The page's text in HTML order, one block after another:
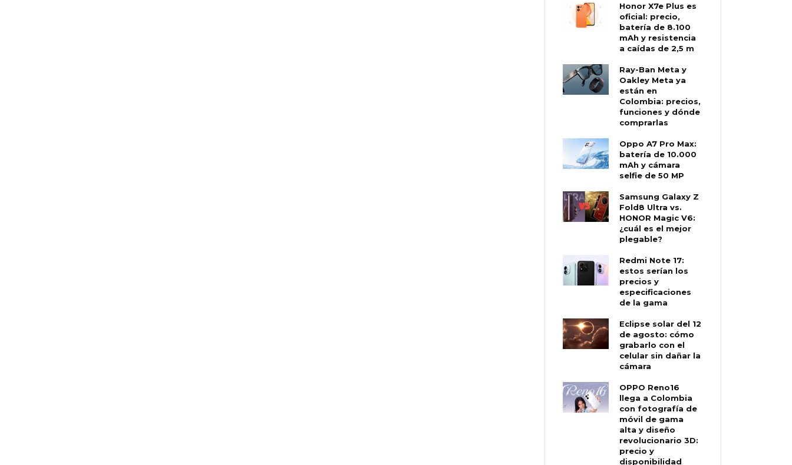
Honor X7e Plus es
oficial: precio,
batería de 8.100
mAh y resistencia
a caídas de 2,5 m
Ray-Ban Meta y
Oakley Meta ya
están en
Colombia: precios,
funciones y dónde
comprarlas
Oppo A7 Pro Max:
batería de 10.000
mAh y cámara
selfie de 50 MP
Samsung Galaxy Z
Fold8 Ultra vs.
HONOR Magic V6:
¿cuál es el mejor
plegable?
Redmi Note 17:
estos serían los
precios y
especificaciones
de la gama
Eclipse solar del 12
de agosto: cómo
grabarlo con el
celular sin dañar la
cámara
OPPO Reno16
llega a Colombia
con fotografía de
móvil de gama
alta y diseño
revolucionario 3D:
precio y
disponibilidad